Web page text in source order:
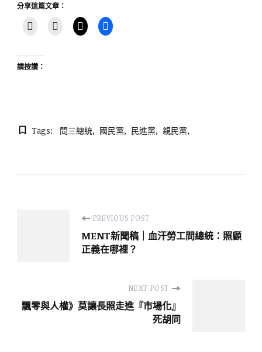
分享這篇文章：
請按讚：
Tags: 問三總統 國民黨 民進黨 親民黨
Navigation
PREVIOUS POST
MENT新聞稿｜血汗勞工問總統：照顧
正義在哪裡？
NEXT POST
飄零與人權》莫讓長照走進『市場化』
死胡同